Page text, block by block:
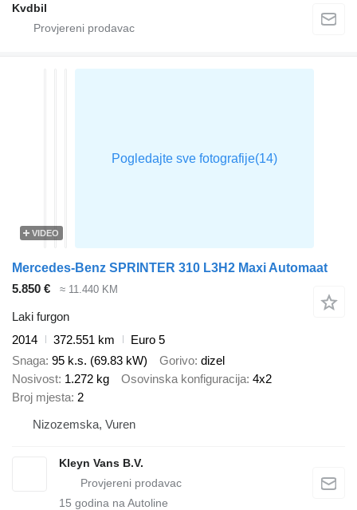
Kvdbil
VIDEO
Mercedes-Benz SPRINTER 310 L3H2 Maxi Automaat
5.850 €
≈ 11.440 KM
Laki furgon
2014
372.551 km
Euro 5
Snaga 95 k.s. (69.83 kW) Gorivo dizel
Nosivost 1.272 kg Osovinska konfiguracija 4x2
Broj mjesta 2
Nizozemska, Vuren
Kleyn Vans B.V.
15 godina na Autoline